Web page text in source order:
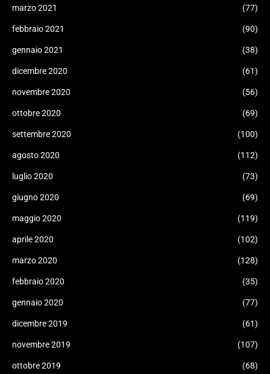
marzo 2021 (77)
febbraio 2021 (90)
gennaio 2021 (38)
dicembre 2020 (61)
novembre 2020 (56)
ottobre 2020 (69)
settembre 2020 (100)
agosto 2020 (112)
luglio 2020 (73)
giugno 2020 (69)
maggio 2020 (119)
aprile 2020 (102)
marzo 2020 (128)
febbraio 2020 (35)
gennaio 2020 (77)
dicembre 2019 (61)
novembre 2019 (107)
ottobre 2019 (68)